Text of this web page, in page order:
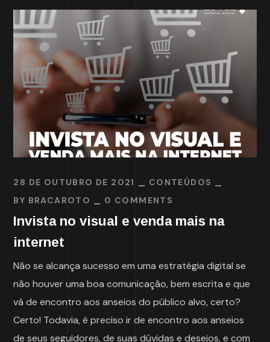
28 DE OUTUBRO DE 2021
CONTEÚDOS
BY BRACAROTO 0 COMMENTS
Invista no visual e venda mais na
internet
Não se alcança sucesso em uma estratégia digital se
não houver uma boa comunicação, bem escrita e que
vá de encontro aos anseios do público alvo, certo?
Certo! Todavia, é preciso ir de encontro aos anseios
de seus seguidores, de suas dúvidas e desejos, e com